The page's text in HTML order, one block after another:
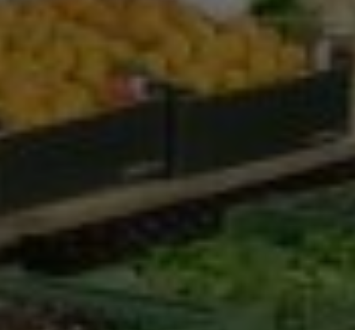
Marketing Cookies werden von Drittanbietern oder
Publishern verwendet, um personalisierte
Werbung anzuzeigen. Sie tun dies, indem sie
Google Tag Manager
Wenn Cookies von externen Medien akzeptiert
werden, bedarf der Zugriff auf externe Inhalte
keiner manuellen Zustimmung mehr.
Google Maps